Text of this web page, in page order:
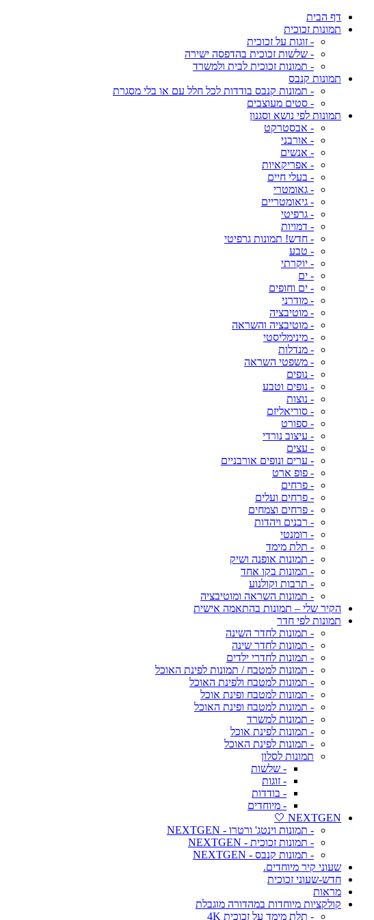
דף הבית
תמונות זכוכית
- זוגות על זכוכית
- שלשות זכוכית בהדפסה ישירה
- תמונות זכוכית לבית ולמשרד
תמונות קנבס
- תמונות קנבס בודדות לכל חלל עם או בלי מסגרת
- סטים מעוצבים
תמונות לפי נושא וסגנון
- אבסטרקט
- אורבני
- אנשים
- אפריקאיות
- בעלי חיים
- גאומטרי
- גיאומטריים
- גרפיטי
- דמויות
- חדש! תמונות גרפיטי
- טבע
- יוקרתי
- ים
- ים וחופים
- מודרני
- מוטיבציה
- מוטיבציה והשראה
- מינימליסטי
- מנדלות
- משפטי השראה
- נופים
- נופים וטבע
- נוצות
- סוריאליזם
- ספורט
- עיצוב נורדי
- עצים
- ערים ונופים אורבניים
- פופ ארט
- פרחים
- פרחים ועלים
- פרחים וצמחים
- רבנים ויהדות
- רומנטי
- תלת מימד
- תמונות אופנה ושיק
- תמונות בקו אחד
- תרבות וקולנוע
- תמונות השראה ומוטיבציה
הקיר שלי – תמונות בהתאמה אישית
תמונות לפי חדר
- תמונות לחדר השינה
- תמונות לחדר שינה
- תמונות לחדרי ילדים
- תמונות למטבח / תמונות לפינת האוכל
- תמונות למטבח ולפינת האוכל
- תמונות למטבח ופינת אוכל
- תמונות למטבח ופינת האוכל
- תמונות למשרד
- תמונות לפינת אוכל
- תמונות לפינת האוכל
תמונות לסלון
- שלשות
- זוגות
- בודדות
- מיוחדים
NEXTGEN 🤍
- תמונות וינטג' ורטרו - NEXTGEN
- תמונות זכוכית - NEXTGEN
- תמונות קנבס - NEXTGEN
שעוני קיר מיוחדים.
חדש-שעוני זכוכית
מראות
קולקציות מיוחדות במהדורה מוגבלת
- תלת מימד על זכוכית 4K